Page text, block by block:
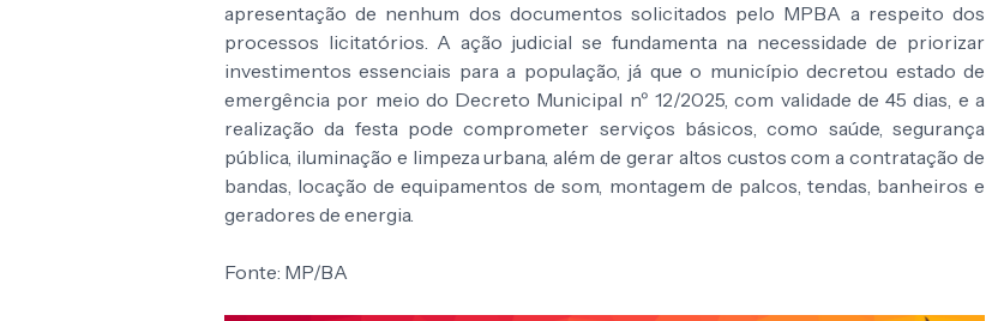
apresentação de nenhum dos documentos solicitados pelo MPBA a respeito dos
processos licitatórios. A ação judicial se fundamenta na necessidade de priorizar
investimentos essenciais para a população, já que o município decretou estado de
emergência por meio do Decreto Municipal nº 12/2025, com validade de 45 dias, e a
realização da festa pode comprometer serviços básicos, como saúde, segurança
pública, iluminação e limpeza urbana, além de gerar altos custos com a contratação de
bandas, locação de equipamentos de som, montagem de palcos, tendas, banheiros e
geradores de energia.
Fonte: MP/BA